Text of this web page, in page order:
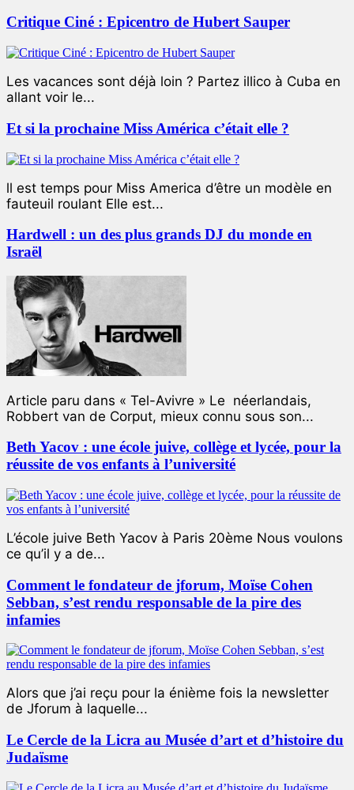
Critique Ciné : Epicentro de Hubert Sauper
Les vacances sont déjà loin ? Partez illico à Cuba en
allant voir le...
Et si la prochaine Miss América c’était elle ?
ll est temps pour Miss America d’être un modèle en
fauteuil roulant Elle est...
Hardwell : un des plus grands DJ du monde en
Israël
Article paru dans « Tel-Avivre » Le néerlandais,
Robbert van de Corput, mieux connu sous son...
Beth Yacov : une école juive, collège et lycée, pour la
réussite de vos enfants à l’université
L’école juive Beth Yacov à Paris 20ème Nous voulons
ce qu’il y a de...
Comment le fondateur de jforum, Moïse Cohen
Sebban, s’est rendu responsable de la pire des
infamies
Alors que j’ai reçu pour la énième fois la newsletter
de Jforum à laquelle...
Le Cercle de la Licra au Musée d’art et d’histoire du
Judaïsme